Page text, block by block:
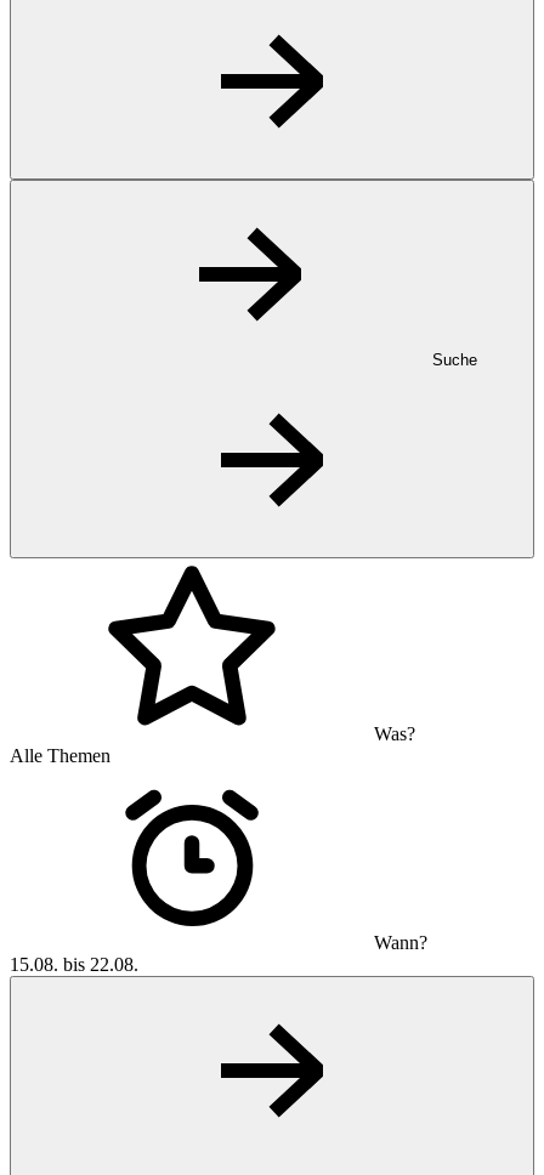
Suche
Was?
Alle Themen
Wann?
15.08. bis 22.08.